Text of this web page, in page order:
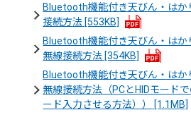
Bluetooth機能付き天びん・はか
接続方法 [553KB]
Bluetooth機能付き天びん・はか
無線接続方法 [354KB]
Bluetooth機能付き天びん・はか
無線接続方法（PCとHIDモード
ード入力させる方法））
[1.1MB]